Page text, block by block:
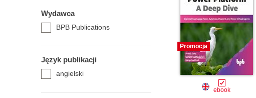
Wydawca
BPB Publications
Język publikacji
angielski
Promocja
ebook